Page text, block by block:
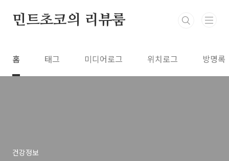
민트초코의 리뷰룸
홈 태그 미디어로그 위치로그 방명록
건강정보